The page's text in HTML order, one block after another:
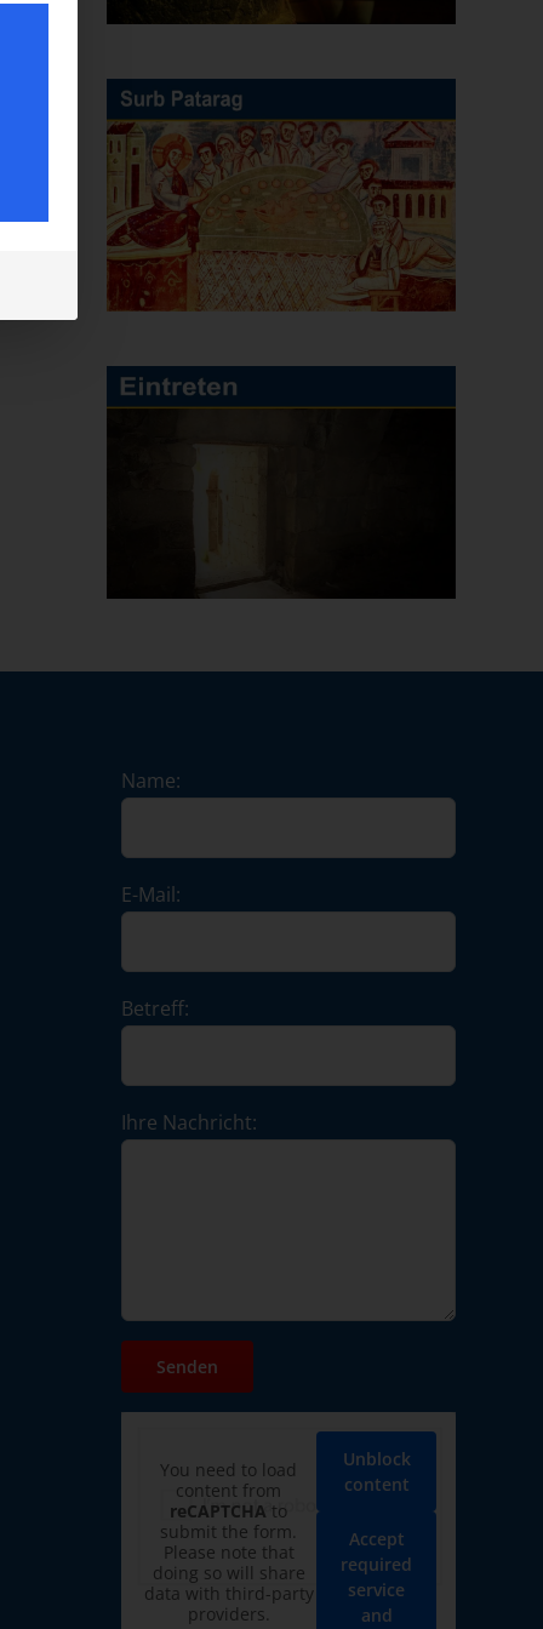
Name:
E-Mail:
Betreff:
Ihre Nachricht:
You need to load
content from
reCAPTCHA to
submit the form.
Please note that
doing so will share
data with third-party
providers.
Unblock
content
Accept
required
service
and